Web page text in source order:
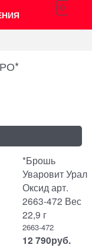
0
*Брошь
Уваровит Урал
Оксид арт.
2663-472 Вес
22,9 г
2663-472
12 790руб.